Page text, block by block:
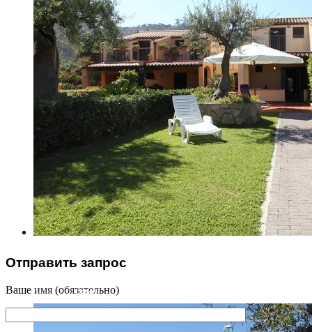
1598
Отправить запрос
Ваше имя (обязательно)